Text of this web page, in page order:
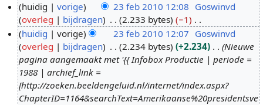
3
huidig vorige 23 feb 2010 12:08 Goswinvd
overleg
bijdragen 2.233 bytes
−1
G
e
e
n
b
e
huidig vorige 23 feb 2010 12:07 Goswinvd
overleg
bijdragen 2.234 bytes +2.234
Nieuwe
pagina aangemaakt met '{{ Infobox Productie | periode =
1988 | archief_link =
[http://zoeken.beeldengeluid.nl/internet/index.aspx?
ChapterID=1164&searchText=Amerikaanse%20presidentsve